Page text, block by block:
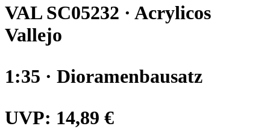
VAL SC05232 · Acrylicos
Vallejo
1:35 · Dioramenbausatz
UVP: 14,89 €